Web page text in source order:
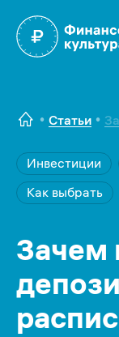
Статьи
Инвестиции
Как выбрать
Зачем